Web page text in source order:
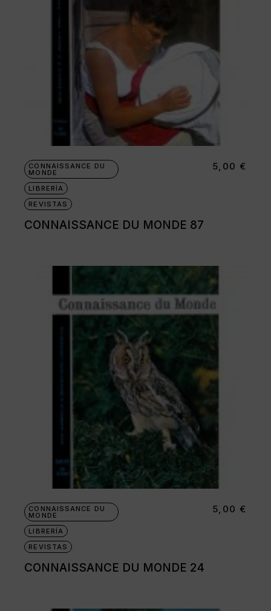
CONNAISSANCE DU
MONDE
LIBRERÍA
REVISTAS
CONNAISSANCE DU MONDE 87
5,00 €
CONNAISSANCE DU
MONDE
LIBRERÍA
REVISTAS
CONNAISSANCE DU MONDE 24
5,00 €